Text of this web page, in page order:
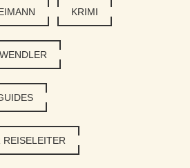
KRIMI
REISELEITER